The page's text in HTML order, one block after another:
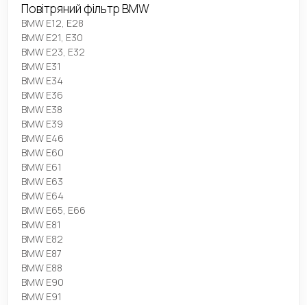
Повітряний фільтр BMW
BMW E12, E28
BMW E21, E30
BMW E23, E32
BMW E31
BMW E34
BMW E36
BMW E38
BMW E39
BMW E46
BMW E60
BMW E61
BMW E63
BMW E64
BMW E65, E66
BMW E81
BMW E82
BMW E87
BMW E88
BMW E90
BMW E91